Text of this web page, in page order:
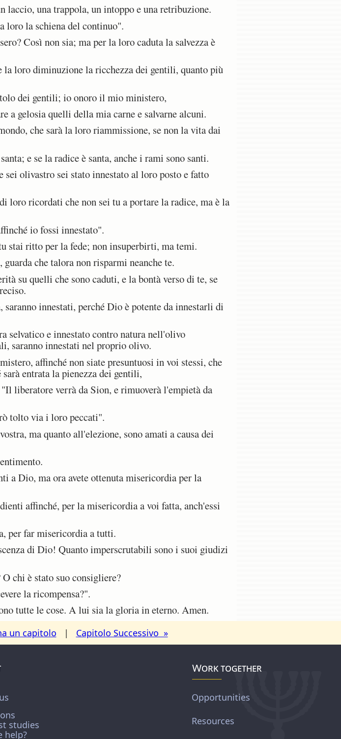
una trappola, un intoppo e una retribuzione.
loro la schiena del continuo".
Così non sia; ma per la loro caduta la salvezza è
la loro diminuzione la ricchezza dei gentili, quanto più
dei gentili; io onoro il mio ministero,
a gelosia quelli della mia carne e salvarne alcuni.
che sarà la loro riammissione, se non la vita dai
e se la radice è santa, anche i rami sono santi.
olivastro sei stato innestato al loro posto e fatto
loro ricordati che non sei tu a portare la radice, ma è la
io fossi innestato".
stai ritto per la fede; non insuperbirti, ma temi.
che talora non risparmi neanche te.
su quelli che sono caduti, e la bontà verso di te, se
innestati, perché Dio è potente da innestarli di
selvatico e innestato contro natura nell'olivo
saranno innestati nel proprio olivo.
affinché non siate presuntuosi in voi stessi, che
entrata la pienezza dei gentili,
liberatore verrà da Sion, e rimuoverà l'empietà da
tolto via i loro peccati".
ma quanto all'elezione, sono amati a causa dei
a Dio, ma ora avete ottenuta misericordia per la
affinché, per la misericordia a voi fatta, anch'essi
per far misericordia a tutti.
di Dio! Quanto imperscrutabili sono i suoi giudizi
chi è stato suo consigliere?
la ricompensa?".
tutte le cose. A lui sia la gloria in eterno. Amen.
un capitolo | Capitolo Successivo »
studies
help?
Work together
Opportunities
Resources